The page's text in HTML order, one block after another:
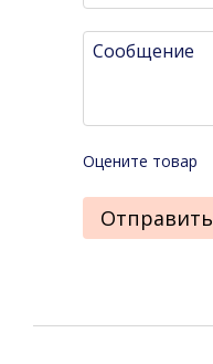
Оцените товар
Отправить